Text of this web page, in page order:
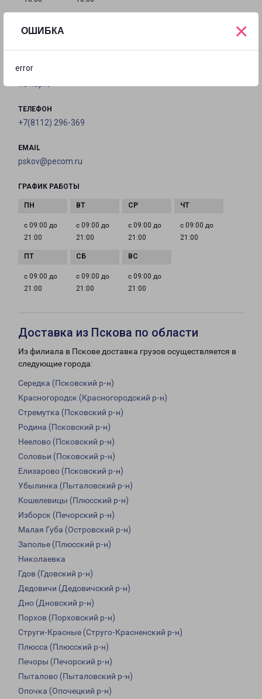
ОШИБКА
error
×
на карте
ТЕЛЕФОН
+7(8112) 296-369
EMAIL
pskov@pecom.ru
ГРАФИК РАБОТЫ
с 09:00 до
21:00
с 09:00 до
21:00
с 09:00 до
21:00
с 09:00 до
21:00
с 09:00 до
21:00
с 09:00 до
21:00
с 09:00 до
21:00
Доставка из Пскова по области
Из филиала в Пскове доставка грузов осуществляется в
следующие города:
Середка (Псковский р-н)
Красногородск (Красногородский р-н)
Стремутка (Псковский р-н)
Родина (Псковский р-н)
Неелово (Псковский р-н)
Соловьи (Псковский р-н)
Елизарово (Псковский р-н)
Убылинка (Пыталовский р-н)
Кошелевицы (Плюсский р-н)
Изборск (Печорский р-н)
Малая Губа (Островский р-н)
Заполье (Плюсский р-н)
Николаевка
Гдов (Гдовский р-н)
Дедовичи (Дедовичский р-н)
Дно (Дновский р-н)
Порхов (Порховский р-н)
Струги-Красные (Струго-Красненский р-н)
Плюсса (Плюсский р-н)
Печоры (Печорский р-н)
Пыталово (Пыталовский р-н)
Опочка (Опочецкий р-н)